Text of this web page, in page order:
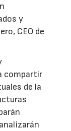
y
CEO de
compartir
de la